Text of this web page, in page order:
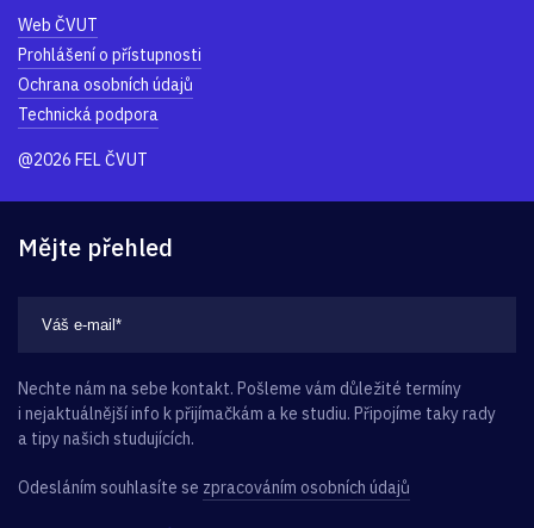
Web ČVUT
Prohlášení o přístupnosti
Ochrana osobních údajů
Technická podpora
@2026 FEL ČVUT
Mějte přehled
Nechte nám na sebe kontakt. Pošleme vám důležité termíny
i nejaktuálnější info k přijímačkám a ke studiu. Připojíme taky rady
a tipy našich studujících.
Odesláním souhlasíte se zpracováním osobních údajů